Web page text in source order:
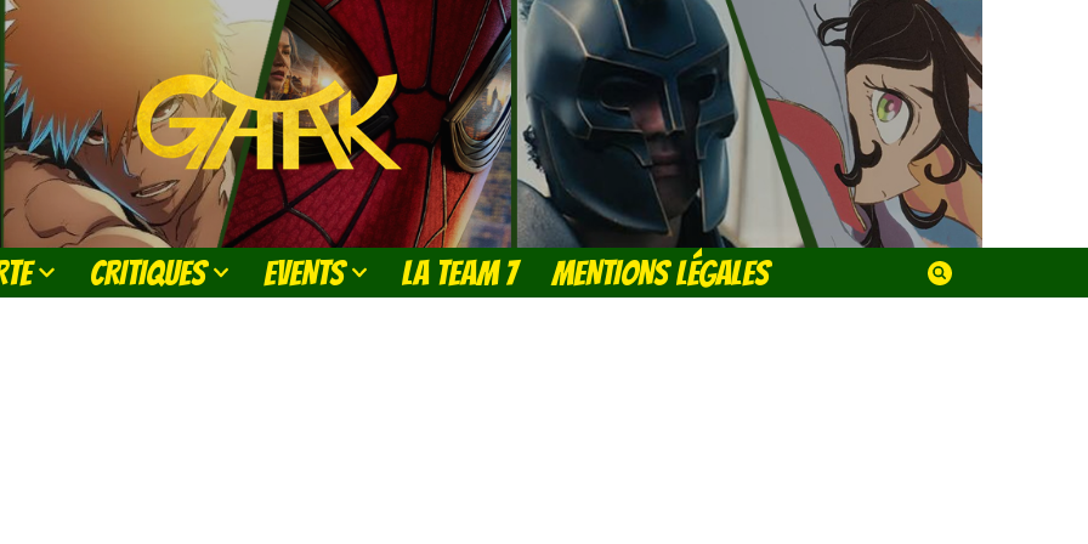
CRITIQUES EVENTS LA TEAM 7 MENTIONS LÉGALES